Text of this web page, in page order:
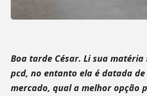
Boa tarde César. Li sua
pcd, no entanto ela é datada de
mercado, qual a melhor opção